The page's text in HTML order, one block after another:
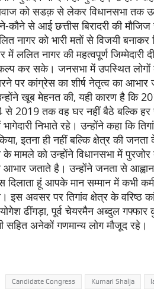
को सडक़ से लेकर विधानसभा तक
कौने से आई छत्तीस बिरादरी की
नागर को भारी मतों से विजयी
में ललित नागर की महत्वपूर्ण
कर सके। जनसभा में उपस्थित लोगों
पर कांग्रेस का शीर्ष नेतृत्व का
खूब मेहनत की, यही कारण है कि
2019 तक वह घर नहीं बैठे बल्कि हर
निभाते रहे। उन्होंने कहा
इतना ही नहीं बल्कि क्षेत्र की
मामले को उन्होंने विधानसभा में
जताते है। उन्होंने जनता से
दिलाता हूं आपके मान सम्मान में कभी
इस अवसर पर तिगांव क्षेत्र के वरिष्ठ
योगेश ढींगड़ा, पूर्व चेयरमैन अब्दुल
अनेकों गणमान्य लोग मौजूद रहे।
Candidate Congress Kumari Shalja